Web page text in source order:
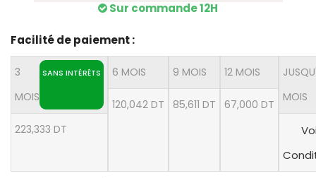
Sur commande 12H
Facilité de paiement :
3
MOIS
SANS INTÉRÊTS
223,333 DT
6 MOIS
120,042 DT
9 MOIS
85,611 DT
12 MOIS
67,000 DT
MOIS